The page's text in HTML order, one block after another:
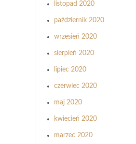
listopad 2020
październik 2020
wrzesień 2020
sierpień 2020
lipiec 2020
czerwiec 2020
maj 2020
kwiecień 2020
marzec 2020